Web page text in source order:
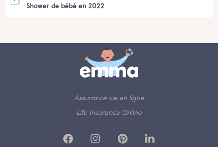
Shower de bébé en 2022
Assurance vie en ligne
Life Insurance Online